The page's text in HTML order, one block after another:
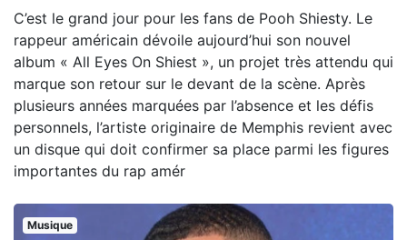
C’est le grand jour pour les fans de Pooh Shiesty. Le
rappeur américain dévoile aujourd’hui son nouvel
album « All Eyes On Shiest », un projet très attendu qui
marque son retour sur le devant de la scène. Après
plusieurs années marquées par l’absence et les défis
personnels, l’artiste originaire de Memphis revient avec
un disque qui doit confirmer sa place parmi les figures
importantes du rap amér
Musique